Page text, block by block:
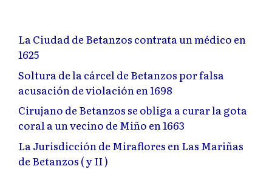
La Ciudad de Betanzos contrata un médico en
1625
Soltura de la cárcel de Betanzos por falsa
acusación de violación en 1698
Cirujano de Betanzos se obliga a curar la gota
coral a un vecino de Miño en 1663
La Jurisdicción de Miraflores en Las Mariñas
de Betanzos ( y II )